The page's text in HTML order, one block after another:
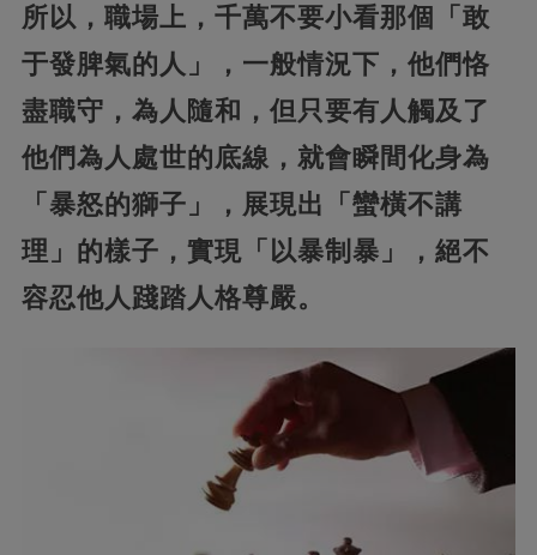
所以，職場上，千萬不要小看那個「敢
于發脾氣的人」，一般情況下，他們恪
盡職守，為人隨和，但只要有人觸及了
他們為人處世的底線，就會瞬間化身為
「暴怒的獅子」，展現出「蠻橫不講
理」的樣子，實現「以暴制暴」，絕不
容忍他人踐踏人格尊嚴。